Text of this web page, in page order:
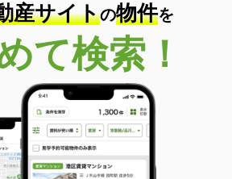
産サイトの物件を
て検索！